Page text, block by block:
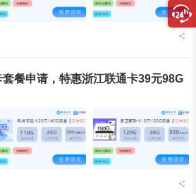
餐申请，特惠浙江联通卡39元98G